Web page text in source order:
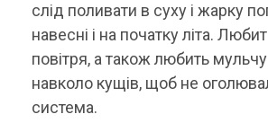
слід поливати в суху і жарку
навесні і на початку літа.
повітря, а також любить
навколо кущів, щоб не
система.